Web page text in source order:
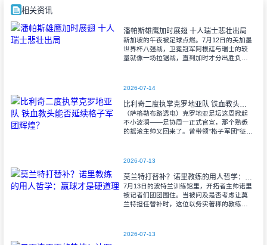
相关资讯
潘帕斯雄鹰加时展翅 十人瑞士悲壮出局
新加坡的午夜被足球点燃。7月12日的美加墨
世界杯八强战，卫冕冠军阿根廷与瑞士的较
量就像一场拉锯战，直到加时才分出胜负。
2026-07-14
比利奇二度执掌克罗地亚队 铁血教头能否延续格子军团辉煌？
（萨格勒布路透电）克罗地亚足坛这周掀起
不小波澜——足协周一正式官宣，那个熟悉
的摇滚主帅又回来了。曾带领"格子军团"征战
2026-07-13
莫兰特打替补？诺里教练的用人哲学：赢球才是硬道理
7月13日的波特兰训练馆里，开拓者主帅诺里
被记者们团团围住。当被问及是否考虑让莫
兰特担任替补时，这位以务实著称的教练露
2026-07-13